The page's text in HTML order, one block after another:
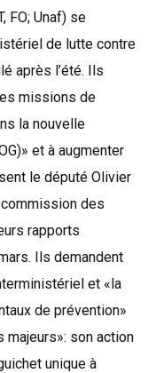
FO; Unaf) se
de lutte contre
après l’été. Ils
missions de
la nouvelle
et à augmenter
le député Olivier
des
rapports
Ils demandent
et «la
de prévention»
majeurs»: son action
unique à